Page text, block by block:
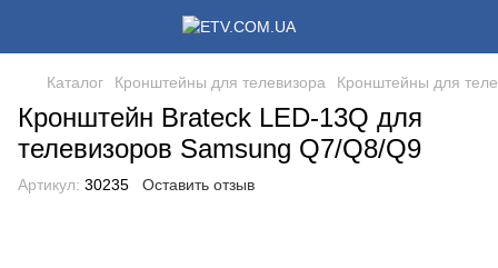
Каталог Кронштейны для телевизора Кронштейны для
Кронштейн Brateck LED-13Q для
телевизоров Samsung Q7/Q8/Q9
Артикул: 30235 Оставить отзыв